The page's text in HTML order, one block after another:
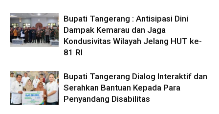
Bupati Tangerang : Antisipasi Dini
Dampak Kemarau dan Jaga
Kondusivitas Wilayah Jelang HUT ke-
81 RI
Bupati Tangerang Dialog Interaktif dan
Serahkan Bantuan Kepada Para
Penyandang Disabilitas